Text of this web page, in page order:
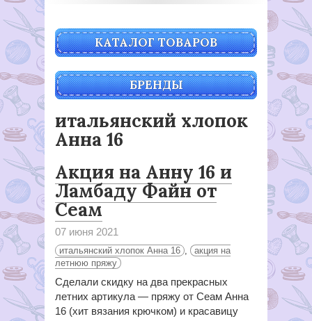
КАТАЛОГ ТОВАРОВ
БРЕНДЫ
итальянский хлопок
Анна 16
Акция на Анну 16 и
Ламбаду Файн от
Сеам
07 июня 2021
итальянский хлопок Анна 16
акция на
летнюю пряжу
Сделали скидку на два прекрасных
летних артикула — пряжу от Сеам Анна
16 (хит вязания крючком) и красавицу